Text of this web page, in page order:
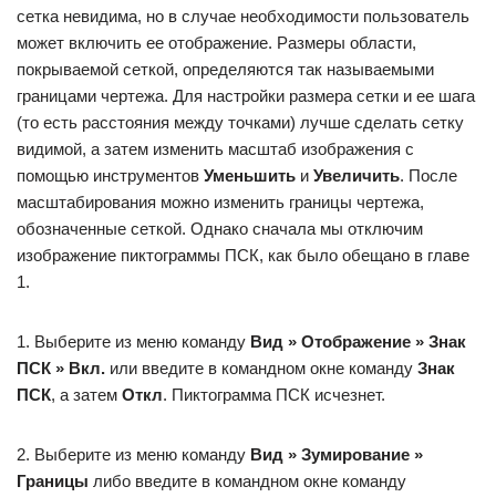
сетка невидима, но в случае необходимости пользователь
может включить ее отображение. Размеры области,
покрываемой сеткой, определяются так называемыми
границами чертежа. Для настройки размера сетки и ее шага
(то есть расстояния между точками) лучше сделать сетку
видимой, а затем изменить масштаб изображения с
помощью инструментов Уменьшить и Увеличить. После
масштабирования можно изменить границы чертежа,
обозначенные сеткой. Однако сначала мы отключим
изображение пиктограммы ПСК, как было обещано в главе
1.
1. Выберите из меню команду Вид » Отображение » Знак
ПСК » Вкл. или введите в командном окне команду Знак
ПСК, а затем Откл. Пиктограмма ПСК исчезнет.
2. Выберите из меню команду Вид » Зумирование »
Границы либо введите в командном окне команду